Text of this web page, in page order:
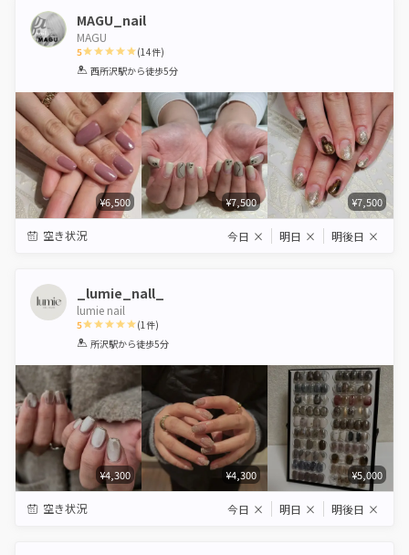
MAGU_nail
MAGU
5
1 2 3 4 5
(14件)
西所沢駅から徒歩5分
¥6,500 ¥7,500 ¥7,500
空き状況 今日 × 明日 × 明後日 ×
_lumie_nall_
lumie nail
5
1 2 3 4 5
(1件)
所沢駅から徒歩5分
¥4,300 ¥4,300 ¥5,000
空き状況 今日 × 明日 × 明後日 ×